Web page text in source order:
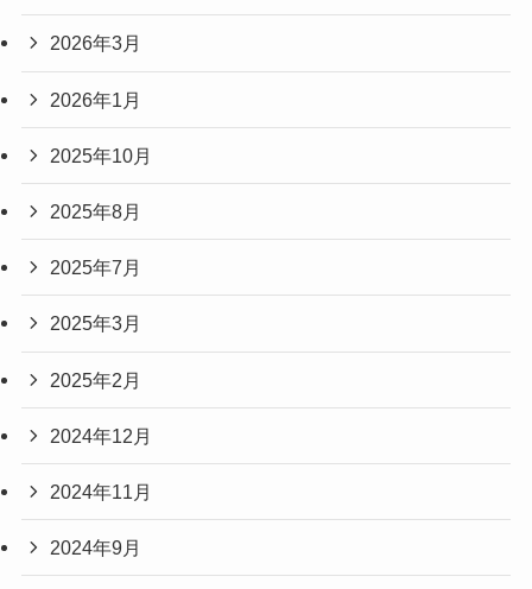
2026年3月
2026年1月
2025年10月
2025年8月
2025年7月
2025年3月
2025年2月
2024年12月
2024年11月
2024年9月